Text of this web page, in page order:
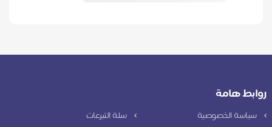
روابط هامة
سياسة الخصوصية
سلة التبرعات